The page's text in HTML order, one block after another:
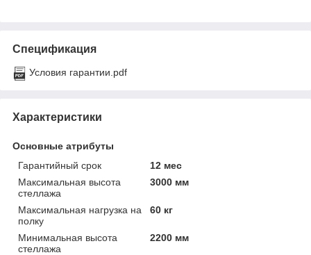
Спецификация
Условия гарантии.pdf
Характеристики
Основные атрибуты
Гарантийный срок
12 мес
Максимальная высота
стеллажа
3000 мм
Максимальная нагрузка на
полку
60 кг
Минимальная высота
стеллажа
2200 мм